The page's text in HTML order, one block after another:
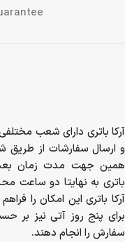
آرکا باتری دارای شعب
و ارسال سفارشات از
همین جهت مدت زمان
باتری به نهایتا دو ساعت
آرکا باتری این امکان را
برای پنج روز آتی نیز بر
سفارش را انجام دهند.